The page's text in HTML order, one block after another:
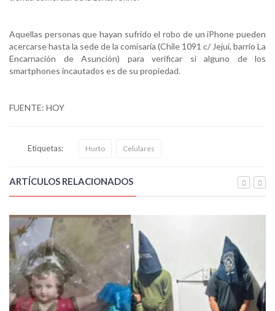
Aquellas personas que hayan sufrido el robo de un iPhone pueden
acercarse hasta la sede de la comisaría (Chile 1091 c/ Jejui, barrio La
Encarnación de Asunción) para verificar si alguno de los
smartphones incautados es de su propiedad.
FUENTE: HOY
Etiquetas: Hurto Celulares
ARTÍCULOS RELACIONADOS